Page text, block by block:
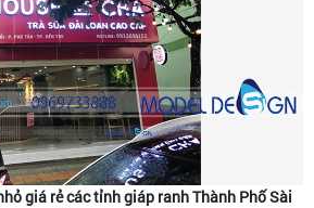
giá rẻ các tỉnh giáp ranh Thành Phố Sài